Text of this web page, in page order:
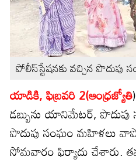
పోలీస్‌స్టేషనకు వచ్చిన పొదుపు
యాడికి, ఫిబ్రవరి 2(ఆంధ్రజ్యోతి
డబ్బును యానిమేటర్‌,
పొదుపు సంఘం మహిళలు
సోమవారం ఫిర్యాదు చేశారు.